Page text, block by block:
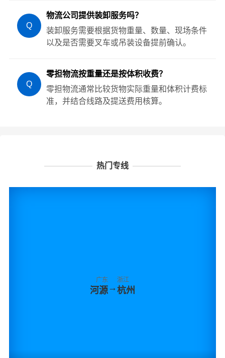
Q
物流公司提供装卸服务吗？
装卸服务需要根据货物重量、数量、现场条件
以及是否需要叉车或吊装设备提前确认。
Q
零担物流按重量还是按体积收费？
零担物流通常比较货物实际重量和体积计费标
准，并结合线路及提送费用核算。
热门专线
广东
河源→
浙江
杭州